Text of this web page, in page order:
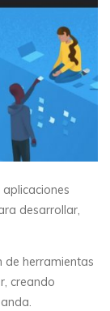
desarrollar,
de herramientas
creando